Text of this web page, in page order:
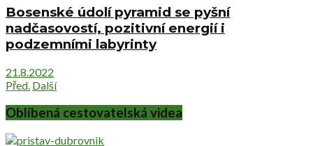
Bosenské údolí pyramid se pyšní
nadčasovostí, pozitivní energií i
podzemními labyrinty
21.8.2022
Před. Další
Oblíbená cestovatelská videa